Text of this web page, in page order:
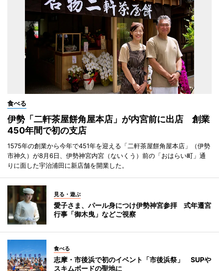
食べる
伊勢「二軒茶屋餅角屋本店」が内宮前に出店 創業
450年間で初の支店
1575年の創業から今年で451年を迎える「二軒茶屋餅角屋本店」（伊勢
市神久）が8月6日、伊勢神宮内宮（ないくう）前の「おはらい町」通
りに面した宇治浦田に新店舗を開業した。
見る・遊ぶ
愛子さま、パール身につけ伊勢神宮参拝 式年遷宮
行事「御木曳」などご視察
食べる
志摩・市後浜で初のイベント「市後浜祭」 SUPや
スキムボードの聖地に